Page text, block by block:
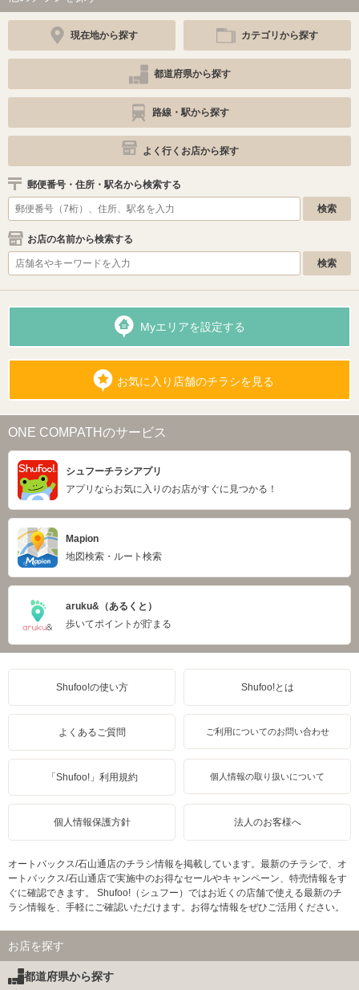
現在地から探す カテゴリから探す
都道府県から探す
路線・駅から探す
よく行くお店から探す
郵便番号・住所・駅名から検索する
お店の名前から検索する
Myエリアを設定する
お気に入り店舗のチラシを見る
ONE COMPATHのサービス
シュフーチラシアプリ
アプリならお気に入りのお店がすぐに見つかる！
Mapion
地図検索・ルート検索
aruku&（あるくと）
歩いてポイントが貯まる
Shufoo!の使い方 Shufoo!とは
よくあるご質問 ご利用についてのお問い合わせ
「Shufoo!」利用規約 個人情報の取り扱いについて
個人情報保護方針 法人のお客様へ
オートバックス/石山通店のチラシ情報を掲載しています。最新のチラシで、オ
ートバックス/石山通店で実施中のお得なセールやキャンペーン、特売情報をす
ぐに確認できます。 Shufoo!（シュフー）ではお近くの店舗で使える最新のチ
ラシ情報を、手軽にご確認いただけます。お得な情報をぜひご活用ください。
お店を探す
都道府県から探す